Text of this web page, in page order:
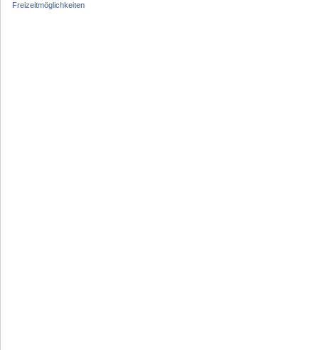
Freizeitmöglichkeiten